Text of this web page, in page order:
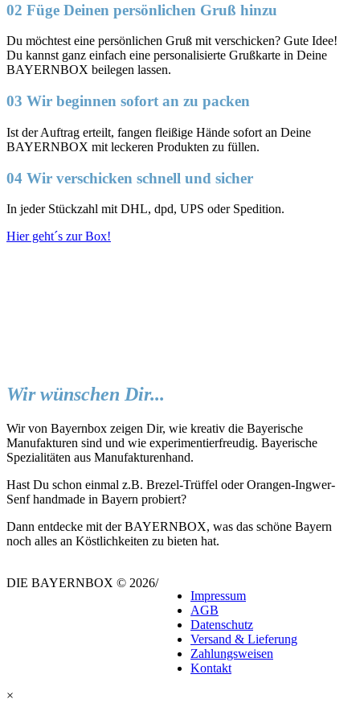
02 Füge Deinen persönlichen Gruß hinzu
Du möchtest eine persönlichen Gruß mit verschicken? Gute Idee!
Du kannst ganz einfach eine personalisierte Grußkarte in Deine
BAYERNBOX beilegen lassen.
03 Wir beginnen sofort an zu packen
Ist der Auftrag erteilt, fangen fleißige Hände sofort an Deine
BAYERNBOX mit leckeren Produkten zu füllen.
04 Wir verschicken schnell und sicher
In jeder Stückzahl mit DHL, dpd, UPS oder Spedition.
Hier geht´s zur Box!
Wir wünschen Dir...
Wir von Bayernbox zeigen Dir, wie kreativ die Bayerische
Manufakturen sind und wie experimentierfreudig. Bayerische
Spezialitäten aus Manufakturenhand.
Hast Du schon einmal z.B. Brezel-Trüffel oder Orangen-Ingwer-
Senf handmade in Bayern probiert?
Dann entdecke mit der BAYERNBOX, was das schöne Bayern
noch alles an Köstlichkeiten zu bieten hat.
DIE BAYERNBOX © 2026/
Impressum
AGB
Datenschutz
Versand & Lieferung
Zahlungsweisen
Kontakt
×